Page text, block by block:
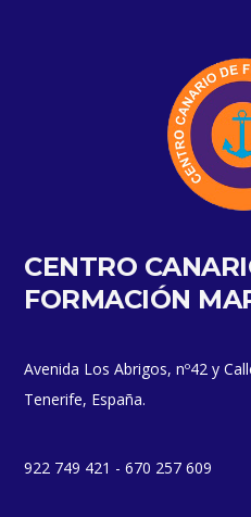
CENTRO
FORMACIÓN
Avenida Los Abrigos, nº42 y
Tenerife, España.
922 749 421 - 670 257 609